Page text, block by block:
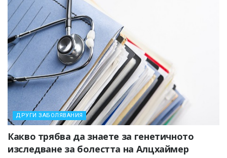
ДРУГИ ЗАБОЛЯВАНИЯ
Какво трябва да знаете за генетичното
изследване за болестта на Алцхаймер